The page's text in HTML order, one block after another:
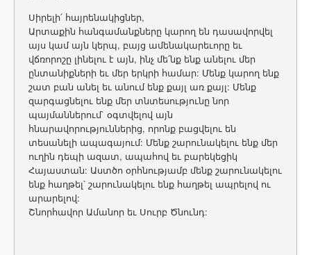
Սիրելի՛ հայրենակիցներ,
Արտաքին հանգամանքները կարող են դասավորվել
այս կամ այն կերպ, բայց ամենակարեւորը եւ
վճռորոշը լինելու է այն, ինչ մե՛նք ենք անելու մեր
ընտանիքների եւ մեր երկրի համար: Մենք կարող ենք
շատ բան անել եւ անում ենք քայլ առ քայլ: Մենք
զարգացնելու ենք մեր տնտեսությունը նոր
պայմաններում` օգտվելով այն
հնարավորություններից, որոնք բացվելու են
տեսանելի ապագայում: Մենք շարունակելու ենք մեր
ուղին դեպի ազատ, ապահով եւ բարեկեցիկ
Հայաստան: Աստծո օրհնությամբ մենք շարունակելու
ենք հաղթել՝ շարունակելու ենք հաղթել ապրելով ու
արարելով:
Շնորհավոր Ամանոր եւ Սուրբ Ծնունդ: